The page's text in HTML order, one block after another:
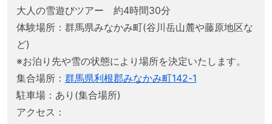
大人の雪遊びツアー 約4時間30分
体験場所：群馬県みなかみ町(谷川岳山麓や藤原地区な
ど)
※お泊り先や雪の状態により場所を決定いたします。
集合場所： 群馬県利根郡みなかみ町142-1
駐車場：あり(集合場所)
アクセス：